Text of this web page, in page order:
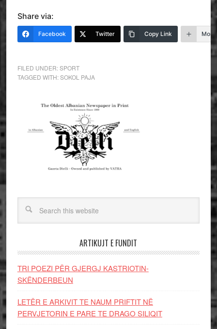
Share via:
Facebook Twitter Copy Link More
FILED UNDER:SPORT
TAGGED WITH:SOKOL PAJA
ARTIKUJT E FUNDIT
TRI POEZI PËR GJERGJ KASTRIOTIN-
SKËNDERBEUN
LETËR E ARKIVIT TE NAUM PRIFTIT NË
PERVJETORIN E PARE TE DRAGO SILIQIT